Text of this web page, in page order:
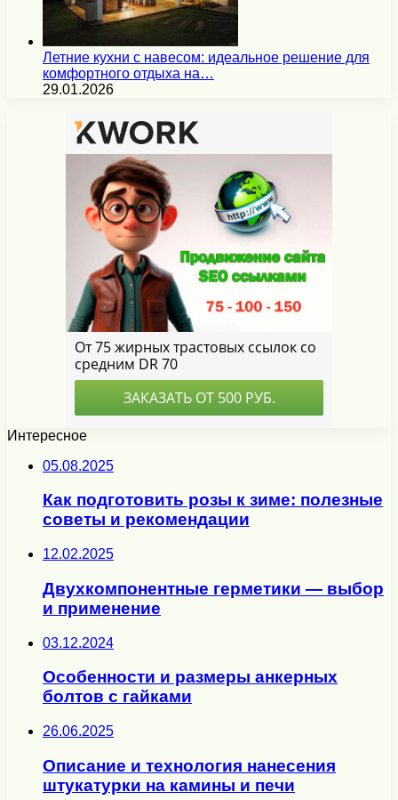
Летние кухни с навесом: идеальное решение для
комфортного отдыха на…
29.01.2026
Интересное
05.08.2025
Как подготовить розы к зиме: полезные
советы и рекомендации
12.02.2025
Двухкомпонентные герметики — выбор
и применение
03.12.2024
Особенности и размеры анкерных
болтов с гайками
26.06.2025
Описание и технология нанесения
штукатурки на камины и печи